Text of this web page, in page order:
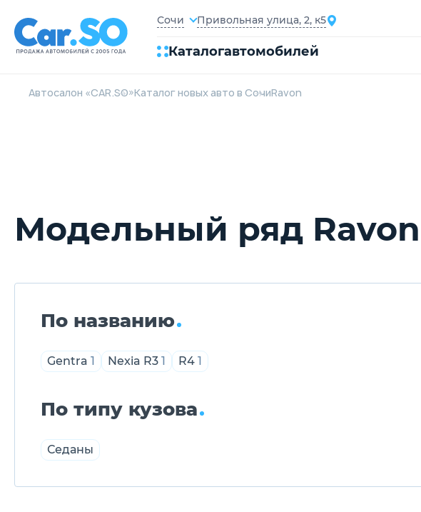
Сочи Привольная улица, 2, к5
Каталогавтомобилей
Автосалон «CAR.SO»Каталог новых авто в СочиRavon
Модельный ряд Ravon
По названию
Gentra 1 Nexia R3 1 R4 1
По типу кузова
Седаны